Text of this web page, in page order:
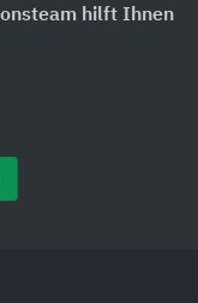
hilft Ihnen